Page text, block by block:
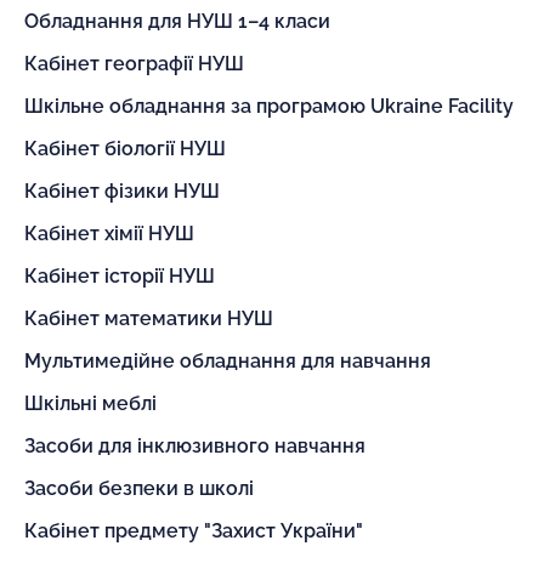
Обладнання для НУШ 1–4 класи
Кабінет географії НУШ
Шкільне обладнання за програмою Ukraine Facility
Кабінет біології НУШ
Кабінет фізики НУШ
Кабінет хімії НУШ
Кабінет історії НУШ
Кабінет математики НУШ
Мультимедійне обладнання для навчання
Шкільні меблі
Засоби для інклюзивного навчання
Засоби безпеки в школі
Кабінет предмету "Захист України"